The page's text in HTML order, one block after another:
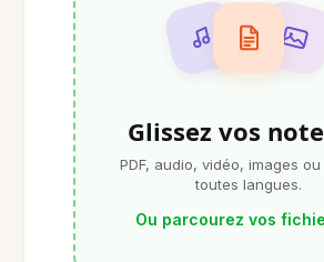
Glissez vos
PDF, audio, vidéo, images
toutes langues.
Ou parcourez vos